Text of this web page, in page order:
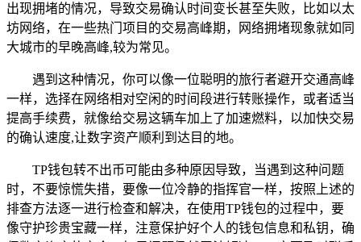
出现拥堵的情况，导致交易确认时间变长甚至失败，比如以太
坊网络，在一些热门项目的交易高峰期，网络拥堵现象就如同
大城市的早晚高峰,较为常见。
遇到这种情况，你可以像一位聪明的旅行者避开交通高峰
一样，选择在网络相对空闲的时间段进行转账操作，或者适当
提高手续费，就像给交易这辆车加上了加速燃料，以加快交易
的确认速度,让数字资产顺利到达目的地。
TP钱包转不出币可能由多种原因导致，当遇到这种问题
时，不要惊慌失措，要像一位冷静的指挥官一样，按照上述的
排查方法逐一进行检查和解决，在使用TP钱包的过程中，要
像守护珍贵宝藏一样，注意保护好个人的钱包信息和私钥，确